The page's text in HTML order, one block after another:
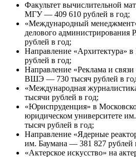
Факультет вычислительной
МГУ — 409 610 рублей в год;
«Международный
делового
рублей в год;
Направление
рублей в год;
Направление «Реклама и
ВШЭ — 730 тысяч рублей в
«Международная
тысячи рублей в год;
«Юриспруденция» в
юридическом университете
тысяч рублей в год;
Направление «Ядерные
им. Баумана — 381 827 рублей
«Актерское искусство» на